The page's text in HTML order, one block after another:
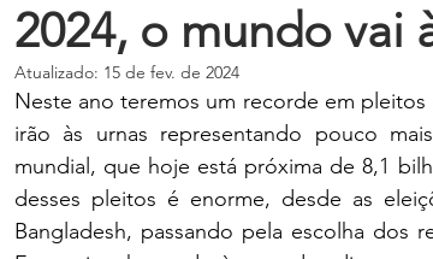
2024, o mundo vai
Atualizado: 15 de fev. de 2024
Neste ano teremos um recorde em
irão às urnas representando pouco
mundial, que hoje está próxima de 8,1
desses pleitos é enorme, desde as
Bangladesh, passando pela escolha dos